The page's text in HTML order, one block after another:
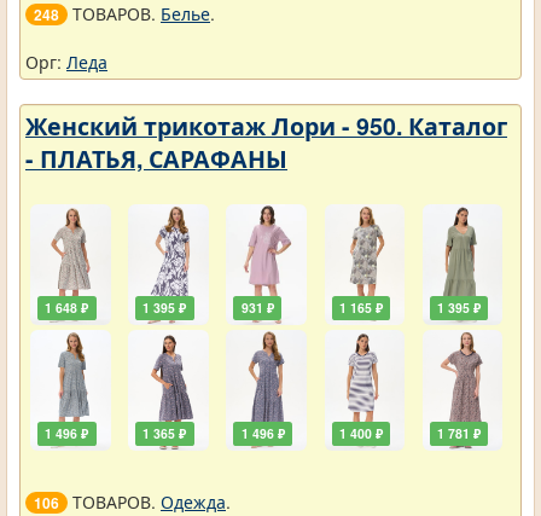
248 ТОВАРОВ. Белье.
Орг: Леда
Женский трикотаж Лори - 950. Каталог
- ПЛАТЬЯ, САРАФАНЫ
1 648 ₽
1 496 ₽
1 395 ₽
1 365 ₽
931 ₽
1 496 ₽
1 165 ₽
1 400 ₽
1 395 ₽
1 781 ₽
106 ТОВАРОВ. Одежда.